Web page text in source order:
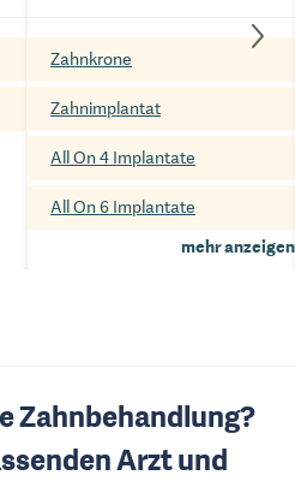
Zahnkrone
Zahnimplantat
All On 4 Implantate
All On 6 Implantate
mehr anzeigen
Zahnbehandlung?
Arzt und